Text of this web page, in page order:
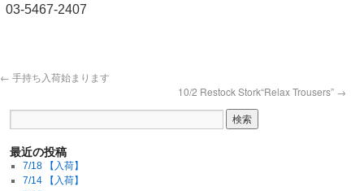
03-5467-2407
← 手持ち入荷始まります
10/2 Restock Stork“Relax Trousers” →
最近の投稿
7/18 【入荷】
7/14 【入荷】